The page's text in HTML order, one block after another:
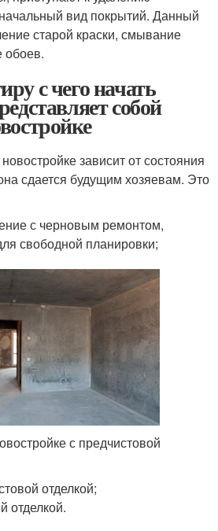
вид покрытий. Данный
старой краски, смывание
обоев.
с чего начать
собой
зависит от состояния
сдается будущим хозяевам. Это
с черновым ремонтом,
свободной планировки;
с предчистовой
отделкой;
отделкой.